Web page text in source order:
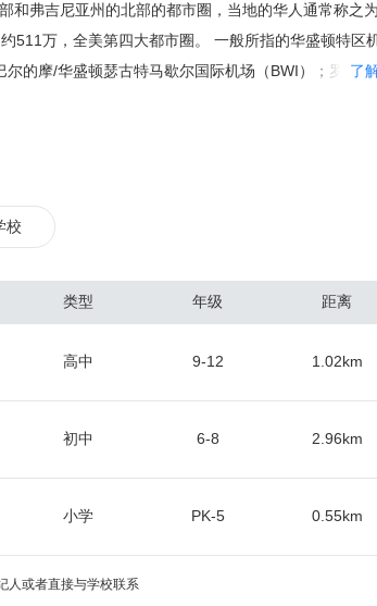
和弗吉尼亚州的北部的都市圈，当地的华人通常称之
511万，全美第四大都市圈。 一般所指的华盛顿特区
的摩/华盛顿瑟古特马歇尔国际机场（BWI）；罗纳
华盛顿特区是由美国国会直接管辖的特别行政区域，
乎不受大经济萧条的影响，所以同美国其他地区相比
维持着较低的失业率和较高的就业增长率。作为美国
的人均生产总值为181,185美元，冠绝全美。 华盛顿市
）， 食品药品管理局（FDA），沃尔特·里德陆军研
等数十个联邦机构和超过350个生物技术公司都坐落
American University），乔治华盛顿大学（The George
表美国大西洋岸地区内地气候，夏天炎热潮湿，7-8月
季冷凉，微潮，每年冬季平均降雪为37cm。
了
校
类型 年级 距离
高中 9-12 1.02km
初中 6-8 2.96km
小学 PK-5 0.55km
人或者直接与学校联系